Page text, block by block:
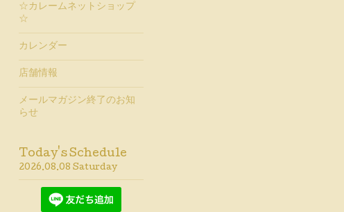
☆カレームネットショップ
☆
カレンダー
店舗情報
メールマガジン終了のお知
らせ
Today's Schedule
2026.08.08 Saturday